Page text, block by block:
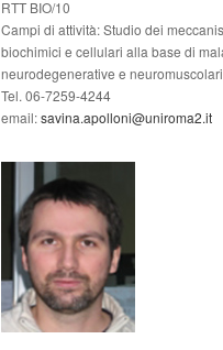
RTT BIO/10
Campi di attività: Studio dei
biochimici e cellulari alla base di
neurodegenerative e neuromuscolari
Tel. 06-7259-4244
email:savina.apolloni@uniroma2.it